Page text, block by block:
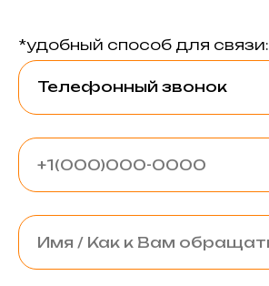
*удобный способ для связи: